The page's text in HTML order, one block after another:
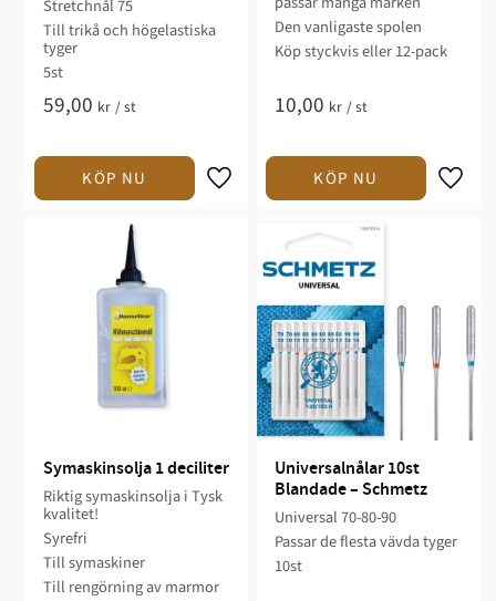
Stretchnål 75
Till trikå och högelastiska
tyger
5st
59,00 kr /st
Den vanligaste spolen
Köp styckvis eller 12-pack
10,00 kr /st
Symaskinsolja 1 deciliter
Riktig symaskinsolja i Tysk
kvalitet!
Syrefri
Till symaskiner
Till rengörning av marmor
Universalnålar 10st
Blandade – Schmetz
Universal 70-80-90
Passar de flesta vävda tyger
10st